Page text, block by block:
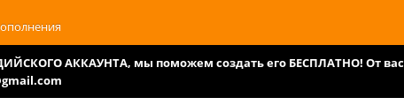
АККАУНТА, мы поможем создать его БЕСПЛАТНО! От